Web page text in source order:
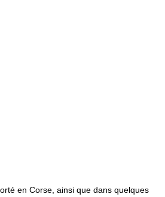
en Corse, ainsi que dans quelques